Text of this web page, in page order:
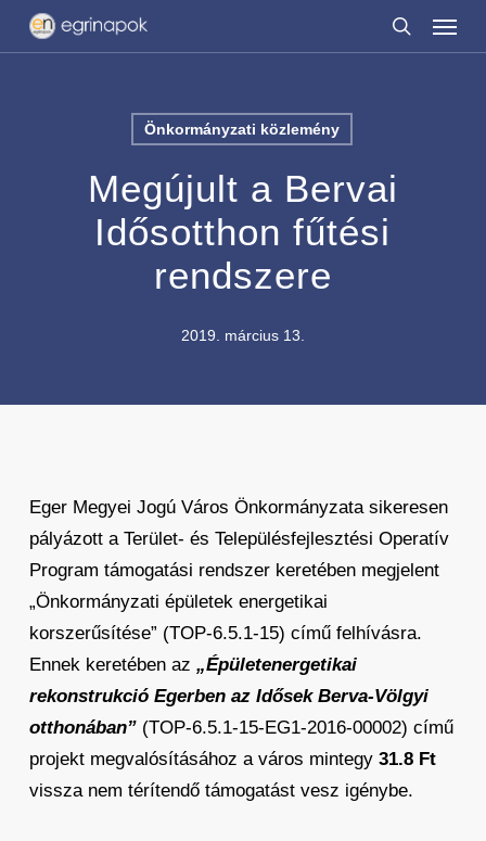
Skip
search
Menu
Önkormányzati közlemény
Megújult a Bervai
Idősotthon fűtési
rendszere
2019. március 13.
Eger Megyei Jogú Város Önkormányzata sikeresen
pályázott a Terület- és Településfejlesztési Operatív
Program támogatási rendszer keretében megjelent
„Önkormányzati épületek energetikai
korszerűsítése” (TOP-6.5.1-15) című felhívásra.
Ennek keretében az „Épületenergetikai
rekonstrukció Egerben az Idősek Berva-Völgyi
otthonában”(TOP-6.5.1-15-EG1-2016-00002) című
projekt megvalósításához a város mintegy 31.8 Ft
vissza nem térítendő támogatást vesz igénybe.